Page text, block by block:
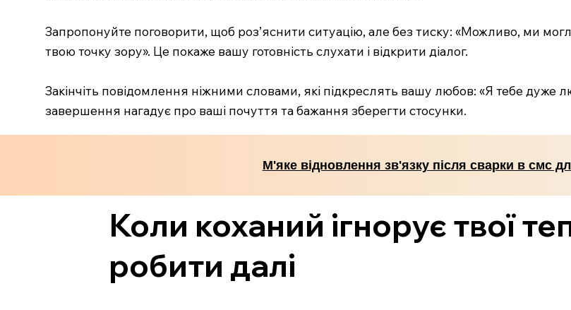
Запропонуйте поговорити, щоб роз’яснити ситуацію, але без тиску: «Можливо, ми
твою точку зору». Це покаже вашу готовність слухати і відкрити діалог.
Закінчіть повідомлення ніжними словами, які підкреслять вашу любов: «Я тебе
завершення нагадує про ваші почуття та бажання зберегти стосунки.
М'яке відновлення зв'язку після сварки в смс
Коли коханий ігнорує твої
робити далі